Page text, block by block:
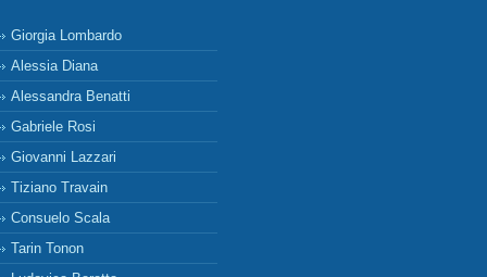
Giorgia Lombardo
Alessia Diana
Alessandra Benatti
Gabriele Rosi
Giovanni Lazzari
Tiziano Travain
Consuelo Scala
Tarin Tonon